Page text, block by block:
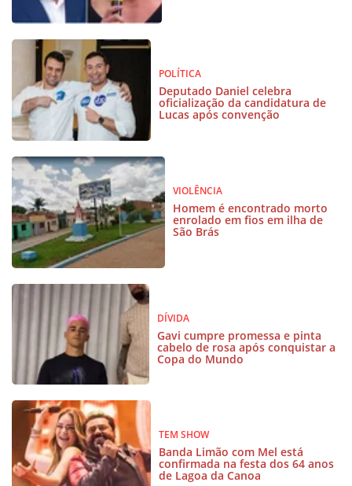
POLÍTICA
Deputado Daniel celebra
oficialização da candidatura de
Lucas após convenção
VIOLÊNCIA
Homem é encontrado morto
enrolado em fios em ilha de
São Brás
DÍVIDA
Gavi cumpre promessa e pinta
cabelo de rosa após conquistar a
Copa do Mundo
TEM SHOW
Banda Limão com Mel está
confirmada na festa dos 64 anos
de Lagoa da Canoa